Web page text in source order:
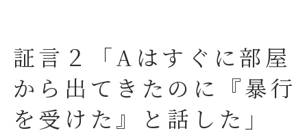
証言２「Aはすぐに部屋
から出てきたのに『暴行
を受けた』と話した」